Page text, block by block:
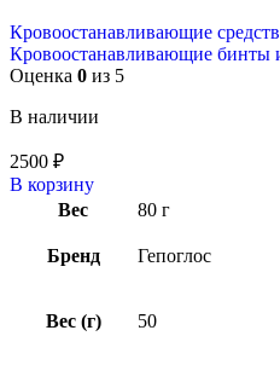
Кровоостанавливающие
Кровоостанавливающие бинты
Оценка 0 из 5
В наличии
2500 ₽
В корзину
Вес
80 г
Бренд Гепоглос
Вес (г) 50